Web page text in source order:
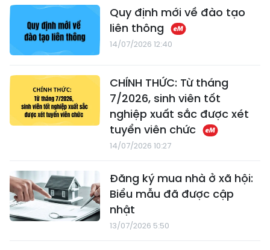
Quy định mới về đào tạo
liên thông
14/07/2026 12:40
CHÍNH THỨC: Từ tháng
7/2026, sinh viên tốt
nghiệp xuất sắc được xét
tuyển viên chức
14/07/2026 10:27
Đăng ký mua nhà ở xã hội:
Biểu mẫu đã được cập
nhật
13/07/2026 5:50